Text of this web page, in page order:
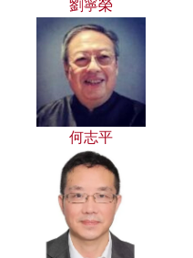
劉寧榮
何志平